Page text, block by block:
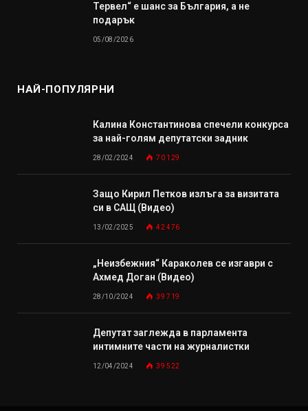
Тервел“ е шанс за България, а не
подарък
05/08/2026
НАЙ-ПОПУЛЯРНИ
Калина Константинова спечели конкурса
за най-голям депутатски задник
28/02/2024 70 129
Защо Кирил Петков излъга за визитата
си в САЩ (Видео)
13/02/2025 42 476
„Неизбежния“ Караколев се изгаври с
Ахмед Доган (Видео)
28/10/2024 39 719
Депутат заглежда в парламента
интимните части на журналистки
12/04/2024 39 522